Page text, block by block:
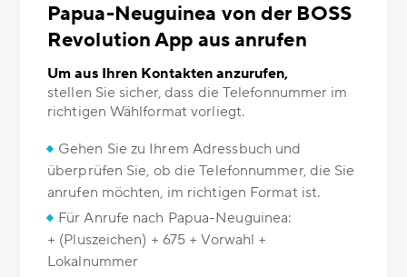
Papua-Neuguinea von der BOSS
Revolution App aus anrufen
Um aus Ihren Kontakten anzurufen,
stellen Sie sicher, dass die Telefonnummer im
richtigen Wählformat vorliegt.
Gehen Sie zu Ihrem Adressbuch und
überprüfen Sie, ob die Telefonnummer, die Sie
anrufen möchten, im richtigen Format ist.
Für Anrufe nach Papua-Neuguinea:
+ (Pluszeichen) + 675 + Vorwahl +
Lokalnummer